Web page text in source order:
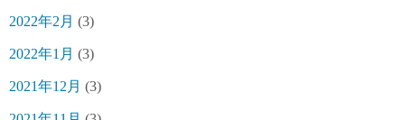
2022年2月 (3)
2022年1月 (3)
2021年12月 (3)